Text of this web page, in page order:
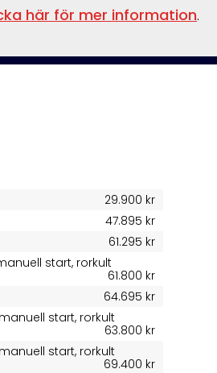
29.900 kr
47.895 kr
61.295 kr
start, rorkult
61.800 kr
64.695 kr
start, rorkult
63.800 kr
start, rorkult
69.400 kr
här för mer information.